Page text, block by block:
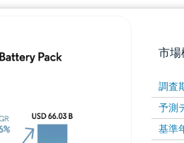
市場
調査
予測
基準